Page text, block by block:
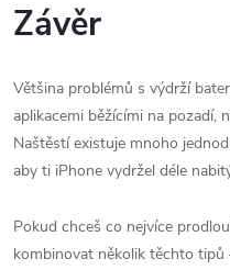
Závěr
Většina problémů s výdrží
aplikacemi běžícími na pozadí,
Naštěstí existuje mnoho
aby ti iPhone vydržel déle
Pokud chceš co nejvíce
kombinovat několik těchto